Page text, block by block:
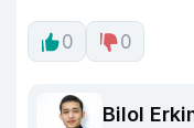
0 0
Bilol